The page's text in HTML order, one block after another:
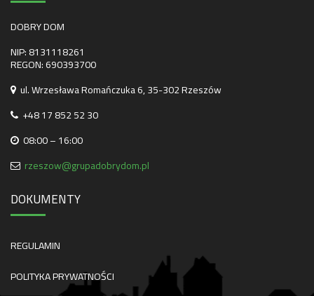
DOBRY DOM
NIP: 8131118261
REGON: 690393700
ul. Wrzesława Romańczuka 6, 35-302 Rzeszów
+48 17 852 52 30
08:00 – 16:00
rzeszow@grupadobrydom.pl
DOKUMENTY
REGULAMIN
POLITYKA PRYWATNOŚCI